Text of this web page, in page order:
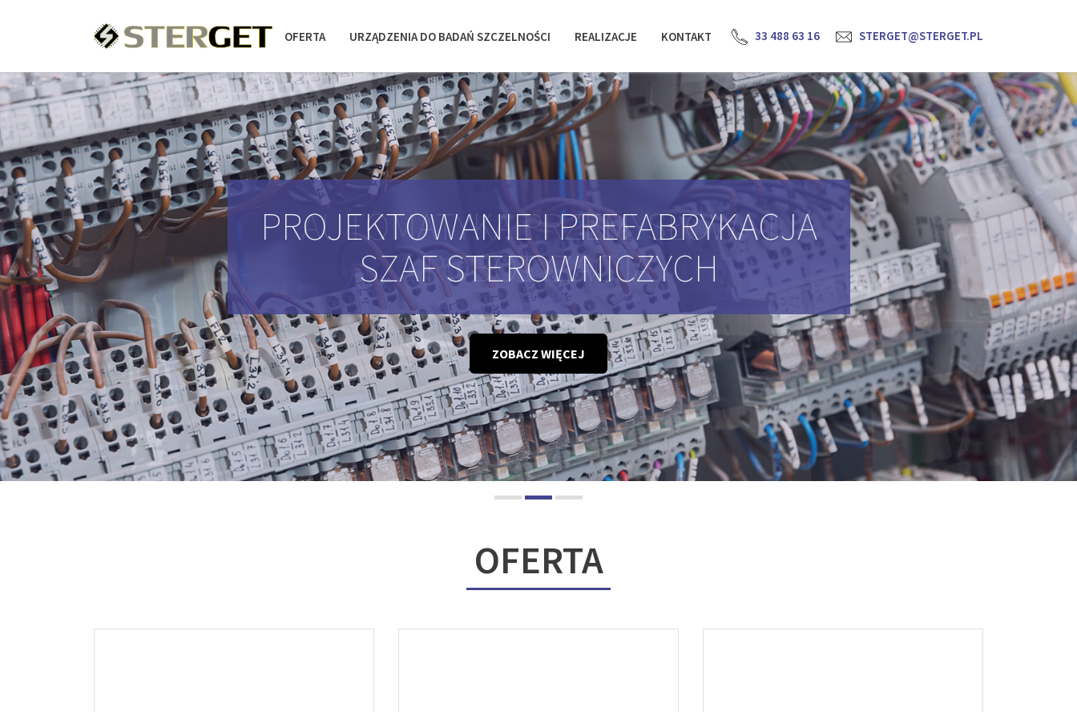
OFERTA URZĄDZENIA DO BADAŃ SZCZELNOŚCI REALIZACJE KONTAKT 33 488 63 16 STERGET@STERGET.PL
PROJEKTOWANIE I PREFABRYKACJA
SZAF STEROWNICZYCH
ZOBACZ WIĘCEJ
OFERTA